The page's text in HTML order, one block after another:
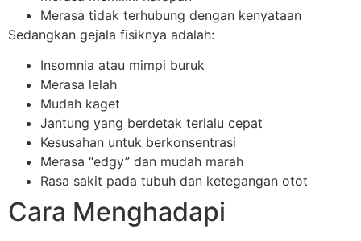
Merasa tidak terhubung dengan kenyataan
Sedangkan gejala fisiknya adalah:
Insomnia atau mimpi buruk
Merasa lelah
Mudah kaget
Jantung yang berdetak terlalu cepat
Kesusahan untuk berkonsentrasi
Merasa “edgy” dan mudah marah
Rasa sakit pada tubuh dan ketegangan otot
Cara Menghadapi